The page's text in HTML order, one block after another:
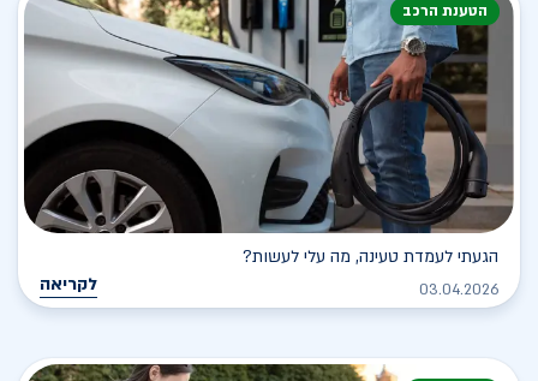
הטענת הרכב
הגעתי לעמדת טעינה, מה עלי לעשות?
03.04.2026 לקריאה